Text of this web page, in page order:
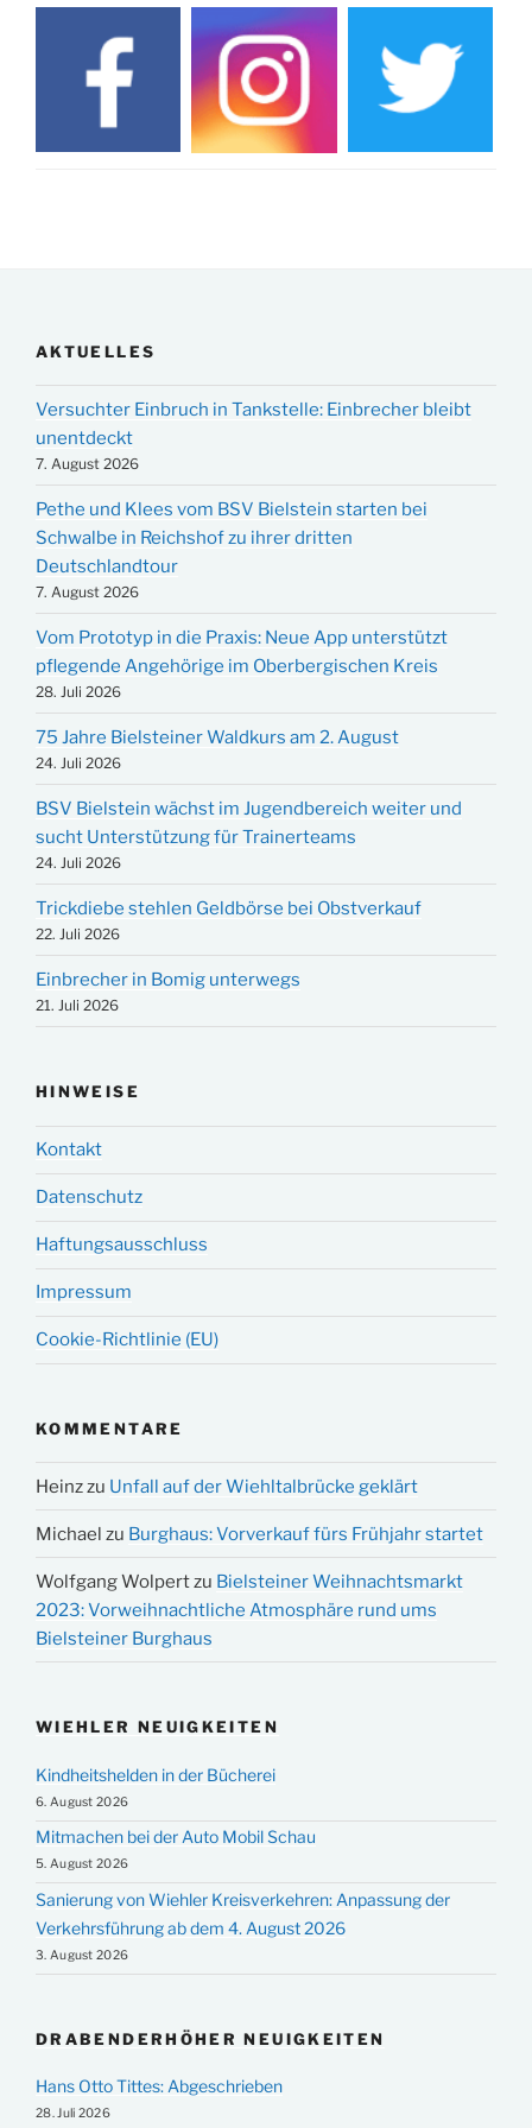
AKTUELLES
Versuchter Einbruch in Tankstelle: Einbrecher bleibt
unentdeckt
7. August 2026
Pethe und Klees vom BSV Bielstein starten bei
Schwalbe in Reichshof zu ihrer dritten
Deutschlandtour
7. August 2026
Vom Prototyp in die Praxis: Neue App unterstützt
pflegende Angehörige im Oberbergischen Kreis
28. Juli 2026
75 Jahre Bielsteiner Waldkurs am 2. August
24. Juli 2026
BSV Bielstein wächst im Jugendbereich weiter und
sucht Unterstützung für Trainerteams
24. Juli 2026
Trickdiebe stehlen Geldbörse bei Obstverkauf
22. Juli 2026
Einbrecher in Bomig unterwegs
21. Juli 2026
HINWEISE
Kontakt
Datenschutz
Haftungsausschluss
Impressum
Cookie-Richtlinie (EU)
KOMMENTARE
Heinzzu Unfall auf der Wiehltalbrücke geklärt
Michael zu Burghaus: Vorverkauf fürs Frühjahr startet
Wolfgang Wolpertzu Bielsteiner Weihnachtsmarkt
2023: Vorweihnachtliche Atmosphäre rund ums
Bielsteiner Burghaus
WIEHLER NEUIGKEITEN
Kindheitshelden in der Bücherei
6. August 2026
Mitmachen bei der Auto Mobil Schau
5. August 2026
Sanierung von Wiehler Kreisverkehren: Anpassung der
Verkehrsführung ab dem 4. August 2026
3. August 2026
DRABENDERHÖHER NEUIGKEITEN
Hans Otto Tittes: Abgeschrieben
28. Juli 2026